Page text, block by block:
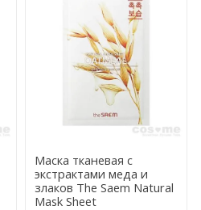
Маска тканевая с
экстрактами меда и
злаков The Saem Natural
Mask Sheet